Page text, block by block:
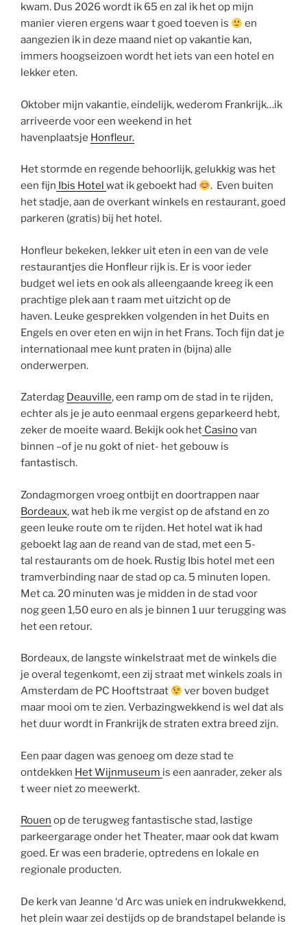
kwam. Dus 2026 wordt ik 65 en zal ik het op mijn
manier vieren ergens waar t goed toeven is
en
aangezien ik in deze maand niet op vakantie kan,
immers hoogseizoen wordt het iets van een hotel en
lekker eten.
Oktober mijn vakantie, eindelijk, wederom Frankrijk…ik
arriveerde voor een weekend in het
havenplaatsje Honfleur.
Het stormde en regende behoorlijk, gelukkig was het
een fijn Ibis Hotel wat ik geboekt had
. Even buiten
het stadje, aan de overkant winkels en restaurant, goed
parkeren (gratis) bij het hotel.
Honfleur bekeken, lekker uit eten in een van de vele
restaurantjes die Honfleur rijk is. Er is voor ieder
budget wel iets en ook als alleengaande kreeg ik een
prachtige plek aan t raam met uitzicht op de
haven. Leuke gesprekken volgenden in het Duits en
Engels en over eten en wijn in het Frans. Toch fijn dat je
internationaal mee kunt praten in (bijna) alle
onderwerpen.
Zaterdag Deauville, een ramp om de stad in te rijden,
echter als je je auto eenmaal ergens geparkeerd hebt,
zeker de moeite waard. Bekijk ook het Casinovan
binnen –of je nu gokt of niet- het gebouw is
fantastisch.
Zondagmorgen vroeg ontbijt en doortrappen naar
Bordeaux, wat heb ik me vergist op de afstand en zo
geen leuke route om te rijden. Het hotel wat ik had
geboekt lag aan de reand van de stad, met een 5-
tal restaurants om de hoek. Rustig Ibis hotel met een
tramverbinding naar de stad op ca. 5 minuten lopen.
Met ca. 20 minuten was je midden in de stad voor
nog geen 1,50 euro en als je binnen 1 uur terugging was
het een retour.
Bordeaux, de langste winkelstraat met de winkels die
je overal tegenkomt, een zij straat met winkels zoals in
Amsterdam de PC Hooftstraat
ver boven budget
maar mooi om te zien. Verbazingwekkend is wel dat als
het duur wordt in Frankrijk de straten extra breed zijn.
Een paar dagen was genoeg om deze stad te
ontdekken Het Wijnmuseum is een aanrader, zeker als
t weer niet zo meewerkt.
Rouen op de terugweg fantastische stad, lastige
parkeergarage onder het Theater, maar ook dat kwam
goed. Er was een braderie, optredens en lokale en
regionale producten.
De kerk van Jeanne ‘d Arc was uniek en indrukwekkend,
het plein waar zei destijds op de brandstapel belande is